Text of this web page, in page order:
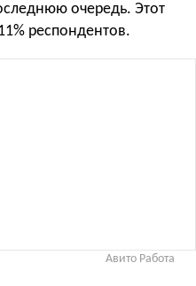
очередь. Этот
респондентов.
Авито Работа